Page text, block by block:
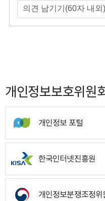
개인정보보호위원
개인정보 포털
한국인터넷진흥원
개인정보분쟁조정위